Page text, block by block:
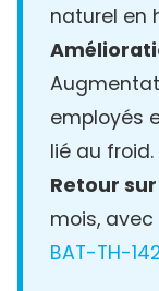
naturel en
employés
lié au froid.
Retour
mois, avec
BAT-TH-142